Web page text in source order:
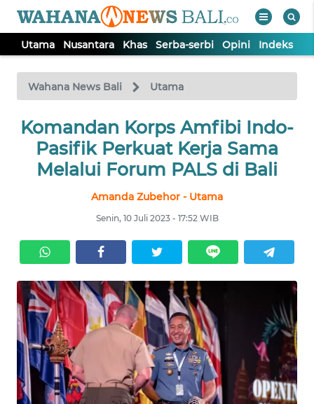
Utama Nusantara Khas Serba-serbi Opini Indeks
Wahana News Bali Utama
Komandan Korps Amfibi Indo-
Pasifik Perkuat Kerja Sama
Melalui Forum PALS di Bali
Amanda Zubehor - Utama
Senin, 10 Juli 2023 - 17:52 WIB
TV
Tutup
UTAMA
NUSANTARA
SERBA-
SERBI
OPINI
Informasi
INDEKS
BERITA